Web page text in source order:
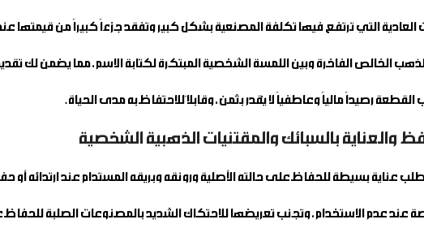
التي ترتفع فيها تكلفة المصنعية بشكل كبير وتفقد جزءاً كبيراً من قيمتها عند
الخالص الفاخرة وبين اللمسة الشخصية المبتكرة لكتابة الاسم، مما يضمن لك
رصيداً مالياً وعاطفياً لا يُقدر بثمن، وقابلاً للاحتفاظ به مدى الحياة.
والعناية بالسبائك والمقتنيات الذهبية الشخصية
عناية بسيطة للحفاظ على حالته الأصلية ورونقه وبريقه المستدام عند ارتدائه
عدم الاستخدام، وتجنب تعريضها للاحتكاك الشديد بالمصنوعات الصلبة للحفاظ